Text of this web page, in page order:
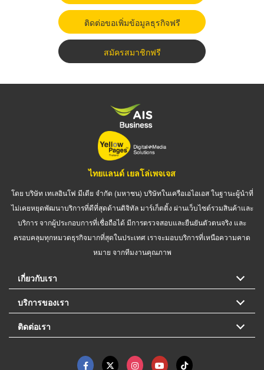
ติดต่อขอเพิ่มข้อมูลธุรกิจฟรี
สมัครสมาชิกฟรี
ไทยแลนด์ เยลโล่เพจเจส
โดย บริษัท เทเลอินโฟ มีเดีย จำกัด (มหาชน) บริษัทในเครือเอไอเอส ในฐานะผู้นำที่
ไม่เคยหยุดพัฒนาบริการที่ดีที่สุดด้านดิจิทัล มาร์เก็ตติ้ง ผ่านเว็บไซต์รวมสินค้าและ
บริการ จากผู้ประกอบการที่เชื่อถือได้ มีการตรวจสอบและยืนยันตัวตนจริง และ
ครอบคลุมทุกหมวดธุรกิจมากที่สุดในประเทศ เราจะมอบบริการที่เหนือความคาด
หมาย จากทีมงานคุณภาพ
เกี่ยวกับเรา
บริการของเรา
ติดต่อเรา